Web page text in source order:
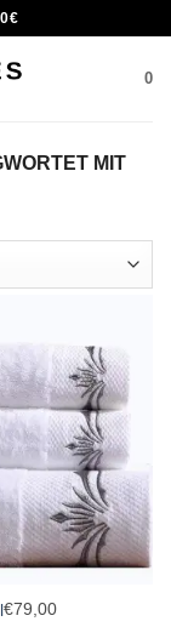
0
MIT
€79,00